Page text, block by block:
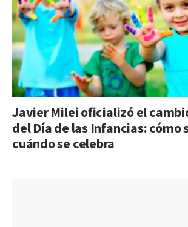
Javier Milei oficializó el
del Día de las Infancias: cómo
cuándo se celebra